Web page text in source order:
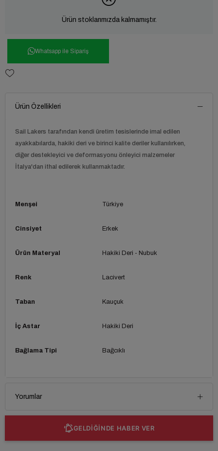
Ürün stoklarımızda kalmamıştır.
Whatsapp ile Sipariş
Ürün Özellikleri
Sail Lakers tarafından kendi üretim tesislerinde imal edilen
ayakkabılarda, hakiki deri ve birinci kalite deriler kullanılırken,
diğer destekleyici ve deformasyonu önleyici malzemeler
İtalya'dan ithal edilerek kullanmaktadır.
Menşei Türkiye
Cinsiyet Erkek
Ürün Materyal Hakiki Deri - Nubuk
Renk Lacivert
Taban Kauçuk
İç Astar Hakiki Deri
Bağlama Tipi Bağcıklı
Yorumlar
GELDİĞİNDE HABER VER